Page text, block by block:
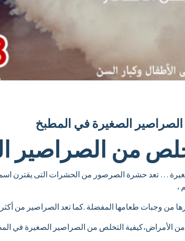
الصغيرة في المطبخ
من الصراصير
… تعد حشرة الصرصور من الحشرات التى يقترن
،
من وجبات طعامها المفضلة .كما تعد الصراصير من
من الأمراض،كيفية التخلص من الصراصير الصغيرة في